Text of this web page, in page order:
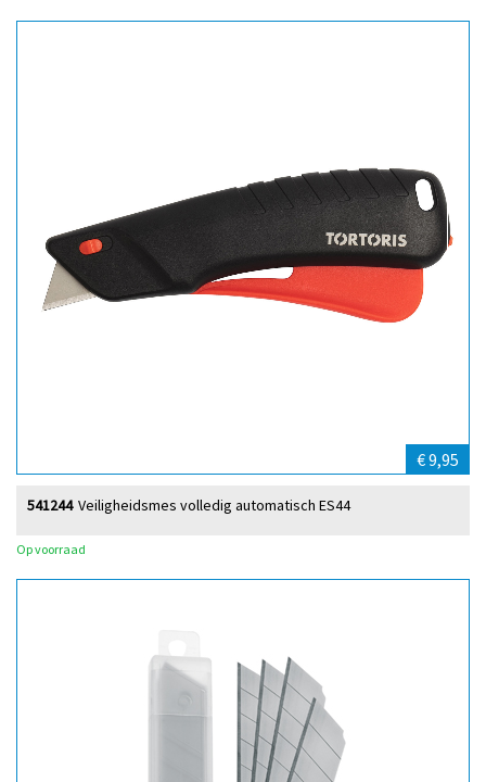
€ 9,95
Veiligheidsmes volledig automatisch ES44
541244
Op voorraad